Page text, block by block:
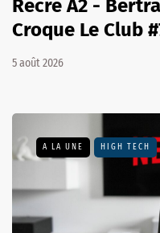
Récré A2 -
Croque Le Club
5 août 2026
A LA UNE HIGH TECH